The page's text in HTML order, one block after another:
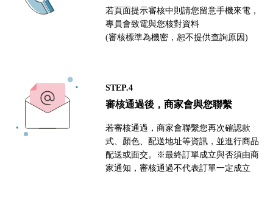
若頁面提示審核中則請您留意手機來電，
專員會致電與您核對資料
(審核標準為機密，恕不提供查詢原因)
STEP.4
審核通過後，商家會與您聯繫
若審核通過，商家會聯繫您再次確認款
式、顏色、配送地址等資訊，並進行商品
配送或面交。※最終訂單成立與否須由商
家通知，審核通過不代表訂單一定成立